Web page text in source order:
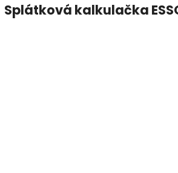
Splátková kalkulačka